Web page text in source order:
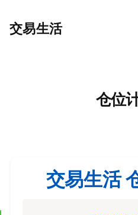
交易生活
仓位
交易生活